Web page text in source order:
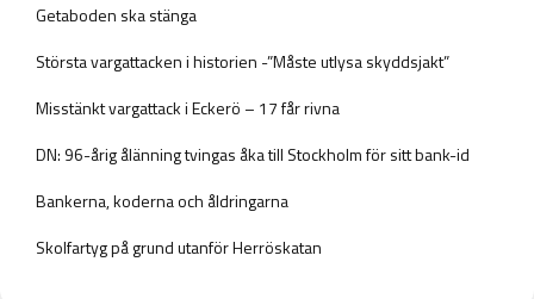
Getaboden ska stänga
Största vargattacken i historien -”Måste utlysa skyddsjakt”
Misstänkt vargattack i Eckerö – 17 får rivna
DN: 96-årig ålänning tvingas åka till Stockholm för sitt bank-id
Bankerna, koderna och åldringarna
Skolfartyg på grund utanför Herröskatan